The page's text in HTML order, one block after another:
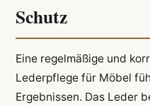
Schutz
Eine regelmäßige und
Lederpflege für Möbel
Ergebnissen. Das Leder